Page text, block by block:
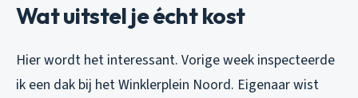
Wat uitstel je écht kost
Hier wordt het interessant. Vorige week inspecteerde
ik een dak bij het Winklerplein Noord. Eigenaar wist